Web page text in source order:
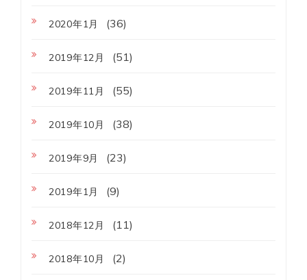
2020年1月 (36)
2019年12月 (51)
2019年11月 (55)
2019年10月 (38)
2019年9月 (23)
2019年1月 (9)
2018年12月 (11)
2018年10月 (2)